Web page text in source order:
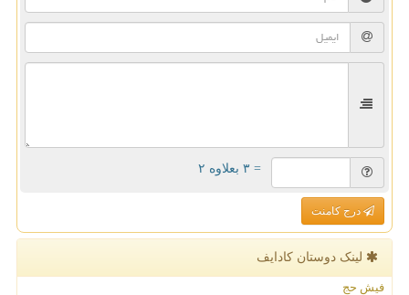
= ۳ بعلاوه ۲
درج کامنت
لینک دوستان كادایف
فیش حج